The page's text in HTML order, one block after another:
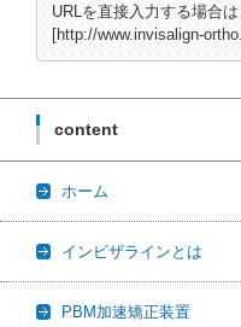
URLを直接入力する場合
[http://www.invisalign-
content
ホーム
インビザラインとは
PBM加速矯正装置